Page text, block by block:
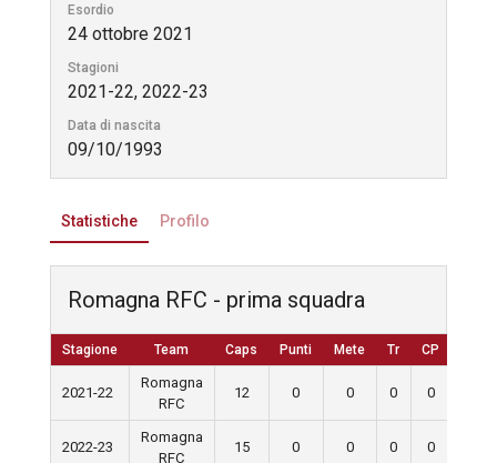
Esordio
24 ottobre 2021
Stagioni
2021-22, 2022-23
Data di nascita
09/10/1993
Statistiche Profilo
Romagna RFC - prima squadra
Stagione Team Caps Punti Mete Tr CP
2021-22
Romagna
RFC
12 0 0 0 0
2022-23
Romagna
RFC
15 0 0 0 0